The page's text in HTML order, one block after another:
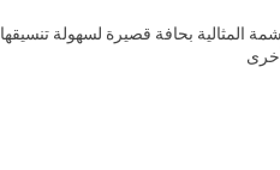
المثالية بحافة قصيرة لسهولة